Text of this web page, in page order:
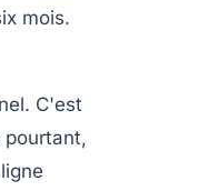
mois.
C'est
pourtant,